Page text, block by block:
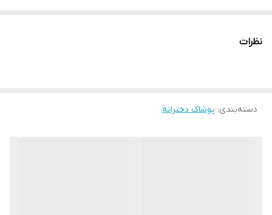
یقه گل گلی یکی از درجه یک‌ترین و خوشگل‌ترین کارها برای پاییز
نظرات
دسته‌بندی: پوشاک دخترانه